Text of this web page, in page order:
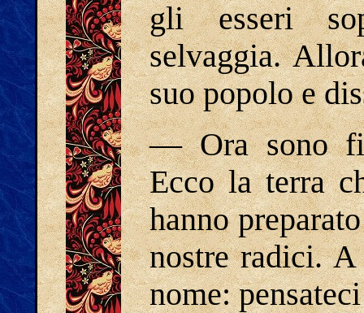
gli esseri
selvaggia.
suo popolo e
― Ora sono
Ecco la terra
hanno
nostre radici. A
nome: